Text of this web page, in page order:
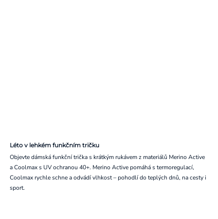
Léto v lehkém funkčním tričku
Objevte dámská funkční trička s krátkým rukávem z materiálů Merino Active
a Coolmax s UV ochranou 40+. Merino Active pomáhá s termoregulací,
Coolmax rychle schne a odvádí vlhkost – pohodlí do teplých dnů, na cesty i
sport.